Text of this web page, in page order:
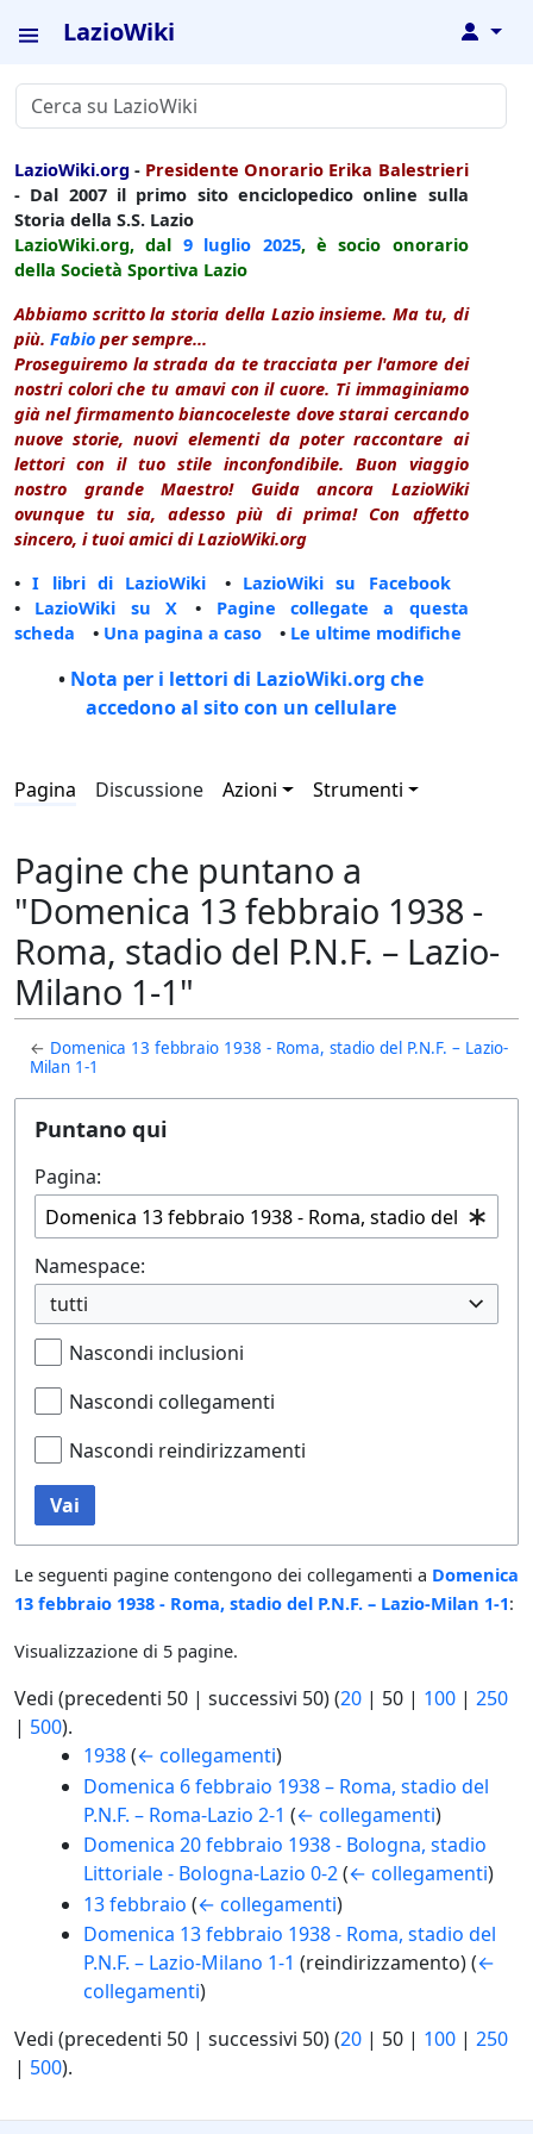
LazioWiki ↓
LazioWiki.org - Presidente Onorario Erika Balestrieri
- Dal 2007 il primo sito enciclopedico online sulla
Storia della S.S. Lazio
LazioWiki.org, dal 9 luglio 2025, è socio onorario
della Società Sportiva Lazio
Abbiamo scritto la storia della Lazio insieme. Ma tu, di
più. Fabio per sempre...
Proseguiremo la strada da te tracciata per l'amore dei
nostri colori che tu amavi con il cuore. Ti immaginiamo
già nel firmamento biancoceleste dove starai cercando
nuove storie, nuovi elementi da poter raccontare ai
lettori con il tuo stile inconfondibile. Buon viaggio
nostro grande Maestro! Guida ancora LazioWiki
ovunque tu sia, adesso più di prima! Con affetto
sincero, i tuoi amici di LazioWiki.org
•I libri di LazioWiki • LazioWiki su Facebook
• LazioWiki su X • Pagine collegate a questa
scheda • Una pagina a caso • Le ultime modifiche
• Nota per i lettori di LazioWiki.org che
accedono al sito con un cellulare
Pagina Discussione Azioni Strumenti
Pagine che puntano a
"Domenica 13 febbraio 1938 -
Roma, stadio del P.N.F. – Lazio-
Milano 1-1"
← Domenica 13 febbraio 1938 - Roma, stadio del P.N.F. – Lazio-
Milan 1-1
Puntano qui
Pagina:
Namespace:
tutti
Nascondi inclusioni
Nascondi collegamenti
Nascondi reindirizzamenti
Vai
Le seguenti pagine contengono dei collegamenti a Domenica
13 febbraio 1938 - Roma, stadio del P.N.F. – Lazio-Milan 1-1:
Visualizzazione di 5 pagine.
Vedi (precedenti 50 | successivi 50) (20 | 50 | 100 | 250
| 500).
1938 (← collegamenti)
Domenica 6 febbraio 1938 – Roma, stadio del
P.N.F. – Roma-Lazio 2-1 (← collegamenti)
Domenica 20 febbraio 1938 - Bologna, stadio
Littoriale - Bologna-Lazio 0-2 (← collegamenti)
13 febbraio (← collegamenti)
Domenica 13 febbraio 1938 - Roma, stadio del
P.N.F. – Lazio-Milano 1-1 (reindirizzamento)(←
collegamenti)
Vedi (precedenti 50 | successivi 50) (20 | 50 | 100 | 250
| 500).